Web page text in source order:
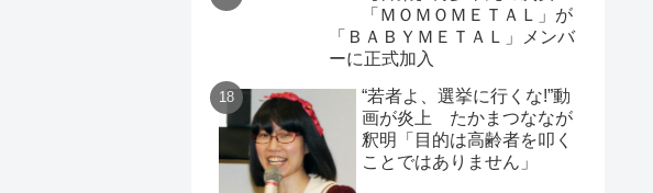
「ＭＯＭＯＭＥＴＡＬ」が
「ＢＡＢＹＭＥＴＡＬ」メンバ
ーに正式加入
“若者よ、選挙に行くな!”動
画が炎上 たかまつななが
釈明「目的は高齢者を叩く
ことではありません」